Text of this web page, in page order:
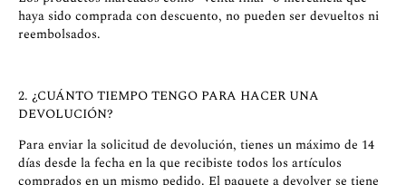
haya sido comprada con descuento, no pueden ser devueltos ni
reembolsados.
2. ¿CUÁNTO TIEMPO TENGO PARA HACER UNA
DEVOLUCIÓN?
Para enviar la solicitud de devolución, tienes un máximo de 14
días desde la fecha en la que recibiste todos los artículos
comprados en un mismo pedido. El paquete a devolver se tiene